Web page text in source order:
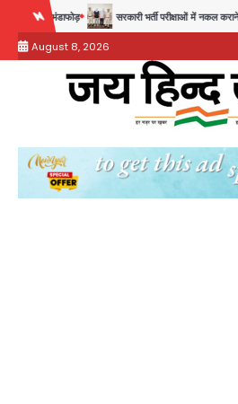
content
सरकारी भर्ती परीक्षाओं में नकल कराने वाले अंतरराज्यीय गिरोह का
August 8, 2026